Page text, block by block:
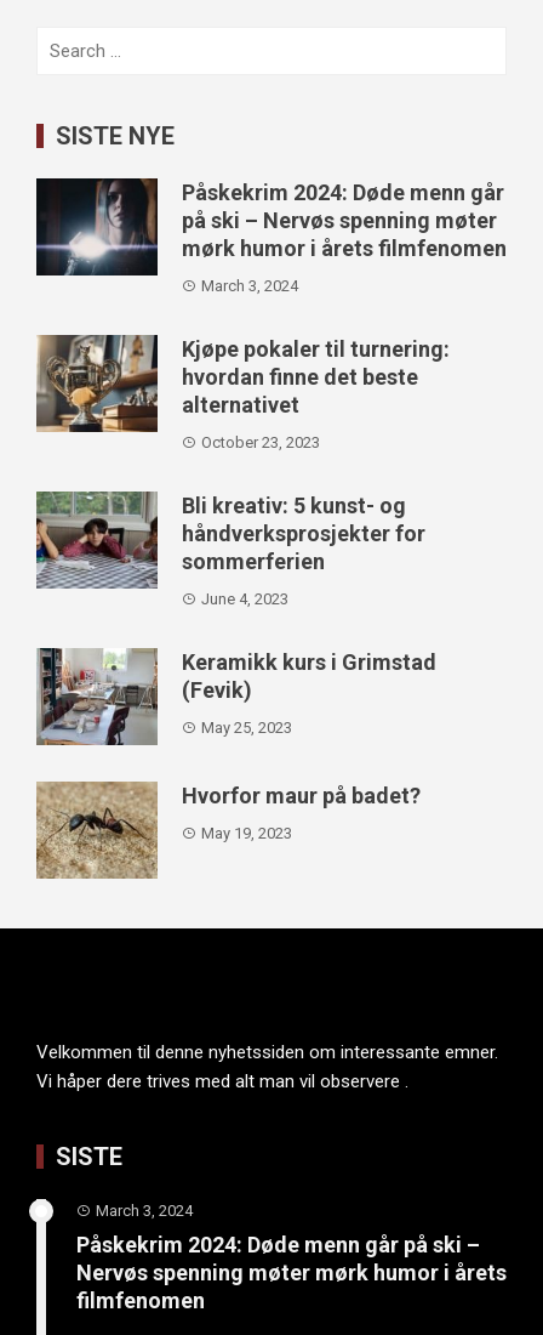
Search
SISTE NYE
Påskekrim 2024: Døde menn går
på ski – Nervøs spenning møter
mørk humor i årets filmfenomen
March 3, 2024
Kjøpe pokaler til turnering:
hvordan finne det beste
alternativet
October 23, 2023
Bli kreativ: 5 kunst- og
håndverksprosjekter for
sommerferien
June 4, 2023
Keramikk kurs i Grimstad
(Fevik)
May 25, 2023
Hvorfor maur på badet?
May 19, 2023
Velkommen til denne nyhetssiden om interessante emner.
Vi håper dere trives med alt man vil observere .
SISTE
March 3, 2024
Påskekrim 2024: Døde menn går på ski –
Nervøs spenning møter mørk humor i årets
filmfenomen